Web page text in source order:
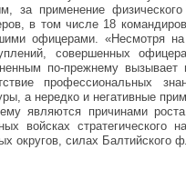
за применение
в том числе 18
офицерами. «Несмотря на
совершенных
по-прежнему
профессиональных
а нередко и негативные
являются причинами
войсках стратегического
округов, силах Балтийского